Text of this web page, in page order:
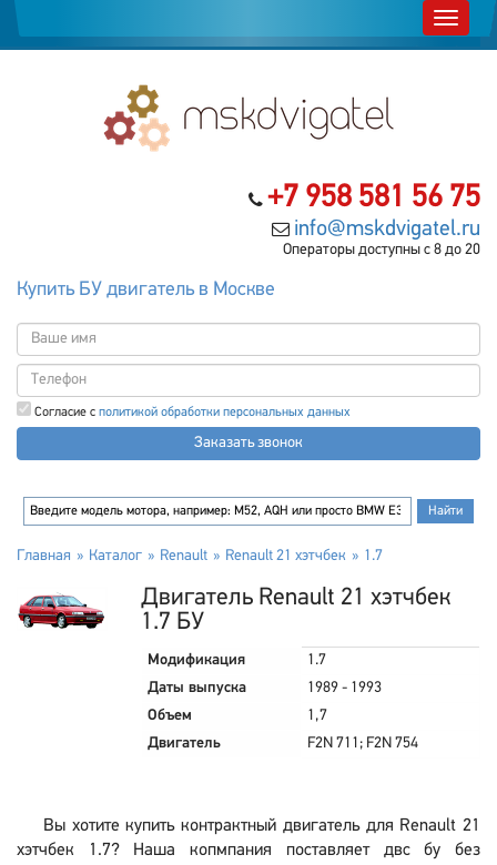
+7 958 581 56 75
info@mskdvigatel.ru
Операторы доступны с 8 до 20
Купить БУ двигатель в Москве
Согласие с политикой обработки персональных данных
Заказать звонок
Главная Каталог Renault Renault 21 хэтчбек 1.7
Двигатель Renault 21 хэтчбек
1.7 БУ
Модификация
1.7
Даты выпуска
1989 - 1993
Объем
1,7
Двигатель
F2N 711; F2N 754
Вы хотите купить контрактный двигатель для Renault 21
хэтчбек 1.7? Наша копмпания поставляет двс бу без